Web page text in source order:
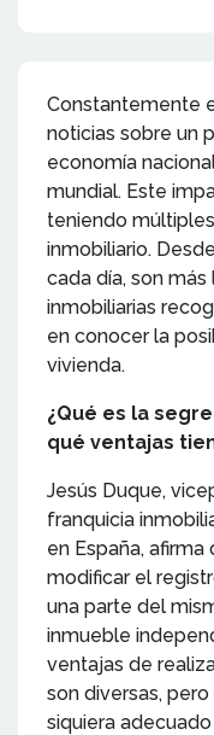
Constantemente
noticias sobre un
economía
mundial. Este
teniendo
inmobiliario.
cada día, son
inmobiliarias
en conocer la
vivienda.
¿Qué es la
qué ventajas
Jesús Duque,
franquicia
en España, afirma
modificar el
una parte del
inmueble
ventajas de
son diversas,
siquiera